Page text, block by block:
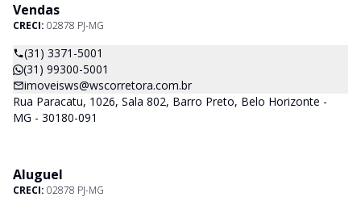
Vendas
CRECI: 02878 PJ-MG
(31) 3371-5001
(31) 99300-5001
imoveisws@wscorretora.com.br
Rua Paracatu, 1026, Sala 802, Barro Preto, Belo Horizonte -
MG - 30180-091
Aluguel
CRECI: 02878 PJ-MG